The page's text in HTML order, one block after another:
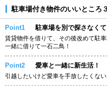
駐車場付き物件のいいところ
Point1 駐車場を別で探さなくて
賃貸物件を借りて、その後改めて駐
一緒に借りて一石二鳥！
Point2 愛車と一緒に新生活！
引越したいけど愛車を手放したくな